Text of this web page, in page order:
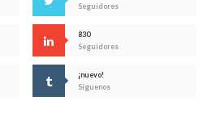
Seguidores
830
Seguidores
¡nuevo!
Síguenos